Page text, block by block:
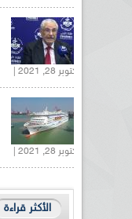
أكتوبر 28, 2021 |
أكتوبر 28, 2021 |
الأكثر قراءة